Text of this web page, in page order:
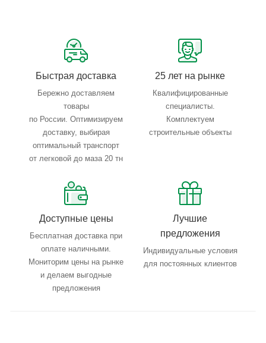
Тройной весовой контроль: въезд, погрузка, выезд
Быстрая доставка
Бережно доставляем
товары
по России. Оптимизируем
доставку, выбирая
оптимальный транспорт
от легковой до маза 20 тн
25 лет на рынке
Квалифицированные
специалисты.
Комплектуем
строительные объекты
Доступные цены
Бесплатная доставка при
оплате наличными.
Мониторим цены на рынке
и делаем выгодные
предложения
Лучшие
предложения
Индивидуальные условия
для постоянных клиентов